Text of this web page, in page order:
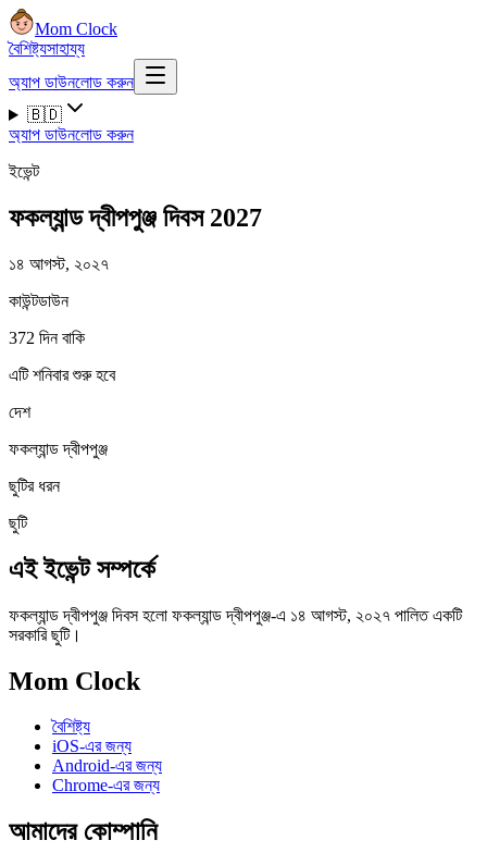
Mom Clock
বৈশিষ্ট্যসাহায্য
অ্যাপ ডাউনলোড করুন
🇧🇩
অ্যাপ ডাউনলোড করুন
ইভেন্ট
ফকল্যান্ড দ্বীপপুঞ্জ দিবস 2027
১৪ আগস্ট, ২০২৭
কাউন্টডাউন
372 দিন বাকি
এটি শনিবার শুরু হবে
দেশ
ফকল্যান্ড দ্বীপপুঞ্জ
ছুটির ধরন
ছুটি
এই ইভেন্ট সম্পর্কে
ফকল্যান্ড দ্বীপপুঞ্জ দিবস হলো ফকল্যান্ড দ্বীপপুঞ্জ-এ ১৪ আগস্ট, ২০২৭ পালিত একটি
সরকারি ছুটি।
Mom Clock
বৈশিষ্ট্য
iOS-এর জন্য
Android-এর জন্য
Chrome-এর জন্য
আমাদের কোম্পানি